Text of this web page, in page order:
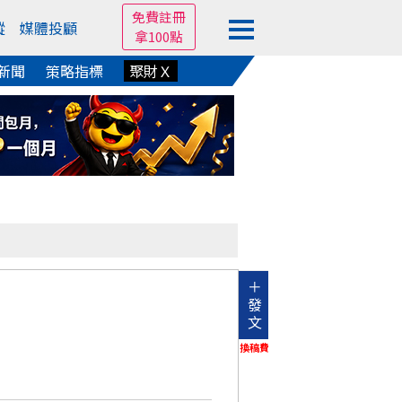
媒體投顧
免費註冊
拿100點
聞 策略指標 聚財Ｘ
＋
發
文
換稿費